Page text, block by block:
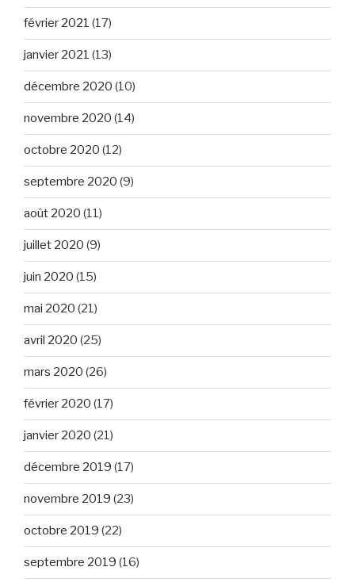
février 2021 (17)
janvier 2021 (13)
décembre 2020 (10)
novembre 2020 (14)
octobre 2020 (12)
septembre 2020 (9)
août 2020 (11)
juillet 2020 (9)
juin 2020 (15)
mai 2020 (21)
avril 2020 (25)
mars 2020 (26)
février 2020 (17)
janvier 2020 (21)
décembre 2019 (17)
novembre 2019 (23)
octobre 2019 (22)
septembre 2019 (16)